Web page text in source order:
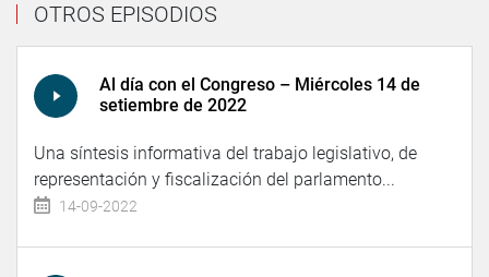
OTROS EPISODIOS
Al día con el Congreso – Miércoles 14 de
setiembre de 2022
Una síntesis informativa del trabajo legislativo, de
representación y fiscalización del parlamento...
14-09-2022